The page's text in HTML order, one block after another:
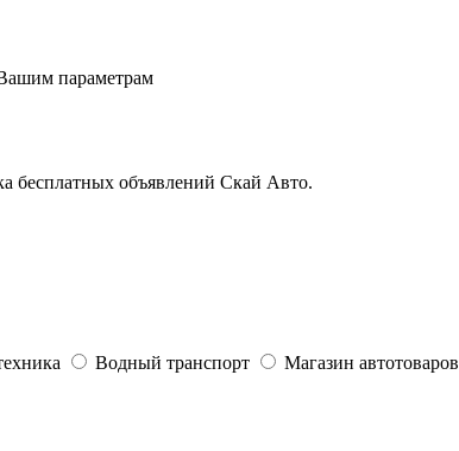
параметрам
бесплатных объявлений Скай Авто.
Водный транспорт Магазин автотоваров